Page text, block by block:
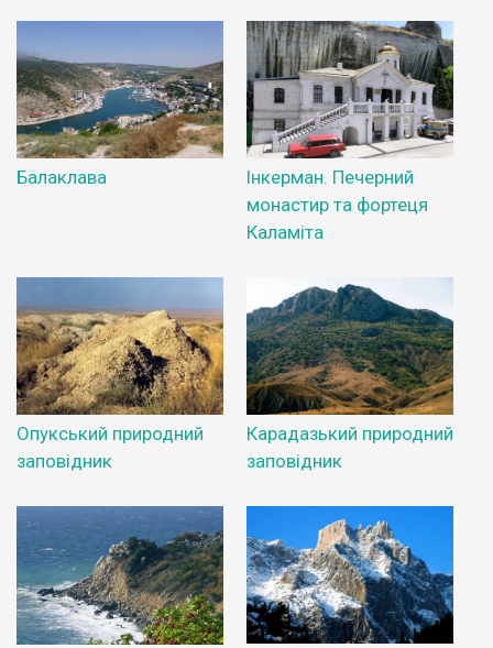
Балаклава
Інкерман. Печерний
монастир та фортеця
Каламіта
Опукський природний
заповідник
Карадазький природний
заповідник